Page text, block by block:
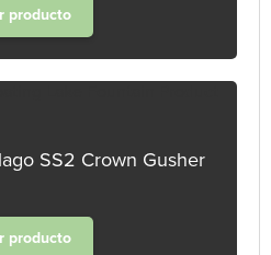
producto
SS2 Crown Gusher
producto